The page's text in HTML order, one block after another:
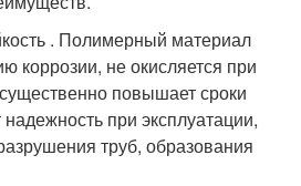
. Полимерный материал
коррозии, не окисляется при
повышает сроки
при эксплуатации,
труб, образования